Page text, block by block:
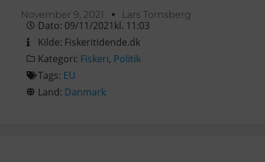
November 9, 2021 Lars Tornsberg
Dato: 09/11/2021kl. 11:03
Kilde: Fiskeritidende.dk
Kategori: Fiskeri, Politik
Tags: EU
Land: Danmark